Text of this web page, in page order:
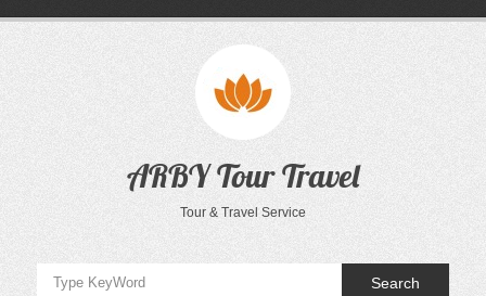
ARBY Tour Travel
Tour & Travel Service
Search